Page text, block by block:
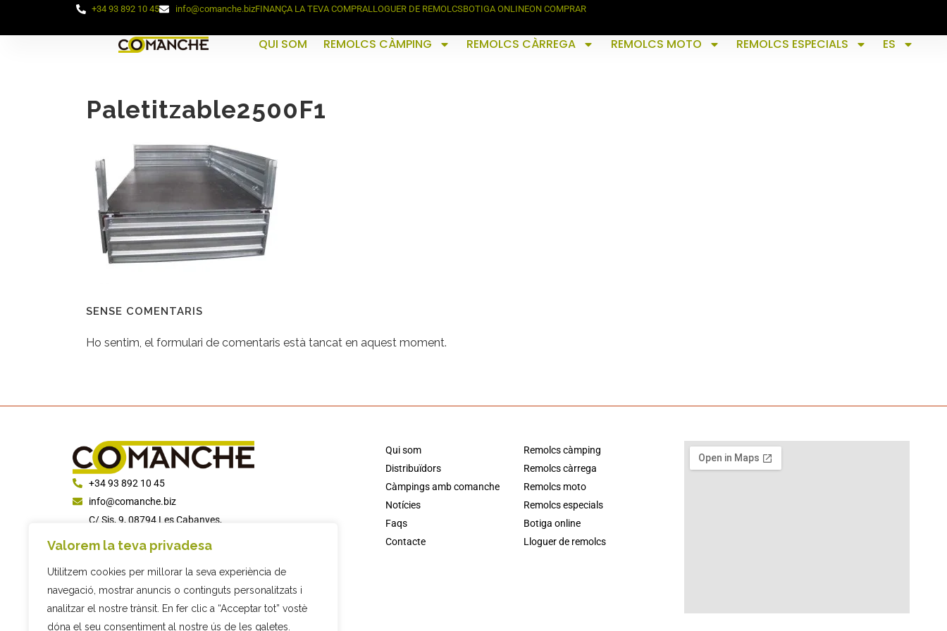
Valorem la teva privadesa
Utilitzem cookies per millorar la seva experiència de
navegació, mostrar anuncis o continguts personalitzats i
analitzar el nostre trànsit. En fer clic a “Acceptar tot” vostè
dóna el seu consentiment al nostre ús de les galetes.
+34 93 892 10 45 info@comanche.bizFINANÇA LA TEVA COMPRALLOGUER DE REMOLCSBOTIGA ONLINEON COMPRAR
QUI SOM REMOLCS CÀMPING REMOLCS CÀRREGA REMOLCS MOTO REMOLCS ESPECIALS ES
Paletitzable2500F1
SENSE COMENTARIS
Ho sentim, el formulari de comentaris està tancat en aquest moment.
+34 93 892 10 45
info@comanche.biz
C/ Sis, 9, 08794 Les Cabanyes,
Barcelona
Qui som
Distribuïdors
Càmpings amb comanche
Notícies
Faqs
Contacte
Remolcs càmping
Remolcs càrrega
Remolcs moto
Remolcs especials
Botiga online
Lloguer de remolcs